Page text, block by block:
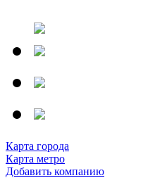
Карта города
Карта метро
Добавить компанию